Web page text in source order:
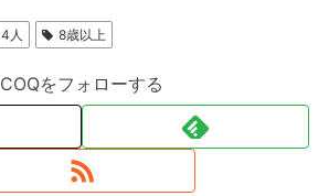
4人 8歳以上
COQをフォローする